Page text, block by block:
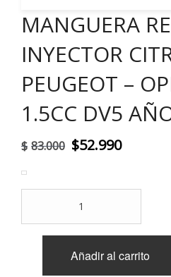
MANGUERA
INYECTOR
PEUGEOT –
1.5CC DV5
$ 83.000 El
original
era:
$83.000.
$52.990El
actual
INYECTOR
CITROEN
Añadir al carrito